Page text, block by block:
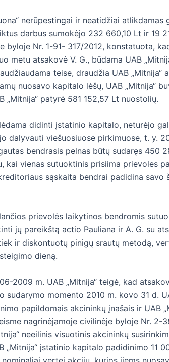
nerūpestingai ir neatidžiai atlikdamas
darbus sumokėjo 232 660,10 Lt ir 19
Nr. 1-91- 317/2012, konstatuota,
metu atsakovė V. G., būdama UAB
teise, draudžia UAB „Mitnija“
nuosavo kapitalo lėšų, UAB „Mitnija“
„Mitnija“ patyrė 581 152,57 Lt nuostolių.
didinti įstatinio kapitalo, neturėjo
viešuosiuose pirkimuose, t. y.
bendrasis pelnas būtų sudaręs 450
vienas sutuoktinis prisiima prievoles
sąskaita bendrai padidina
prievolės laikytinos bendromis
jų pareikštą actio Pauliana ir A. G. su
ir diskontuotų pinigų srautų metodą,
dieną.
2009 m. UAB „Mitnija“ teigė, kad
momento 2010 m. kovo 31 d.
papildomais akcininkų įnašais ir UAB
nagrinėjamoje civilinėje byloje Nr. 2-
neeilinis visuotinis akcininkų
„Mitnija“ įstatinio kapitalo padidinimo